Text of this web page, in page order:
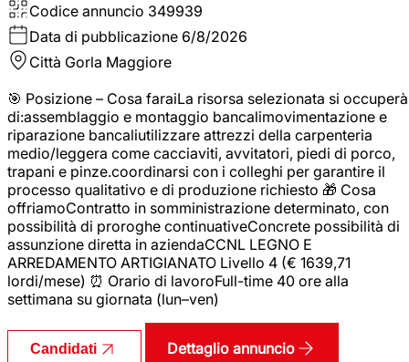
Codice annuncio 349939
Data di pubblicazione 6/8/2026
Città Gorla Maggiore
🎯 Posizione – Cosa faraiLa risorsa selezionata si occuperà
di:assemblaggio e montaggio bancalimovimentazione e
riparazione bancaliutilizzare attrezzi della carpenteria
medio/leggera come cacciaviti, avvitatori, piedi di porco,
trapani e pinze.coordinarsi con i colleghi per garantire il
processo qualitativo e di produzione richiesto 🎁 Cosa
offriamoContratto in somministrazione determinato, con
possibilità di proroghe continuativeConcrete possibilità di
assunzione diretta in aziendaCCNL LEGNO E
ARREDAMENTO ARTIGIANATO Livello 4 (€ 1639,71
lordi/mese) ⏰ Orario di lavoroFull-time 40 ore alla
settimana su giornata (lun–ven)
Candidati Dettaglio annuncio